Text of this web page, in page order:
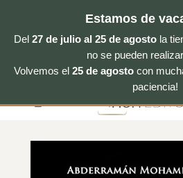
Estamos de
Del 27 de julio al 25 de agosto la
no se pueden
Volvemos el 25 de agosto con
paciencia!